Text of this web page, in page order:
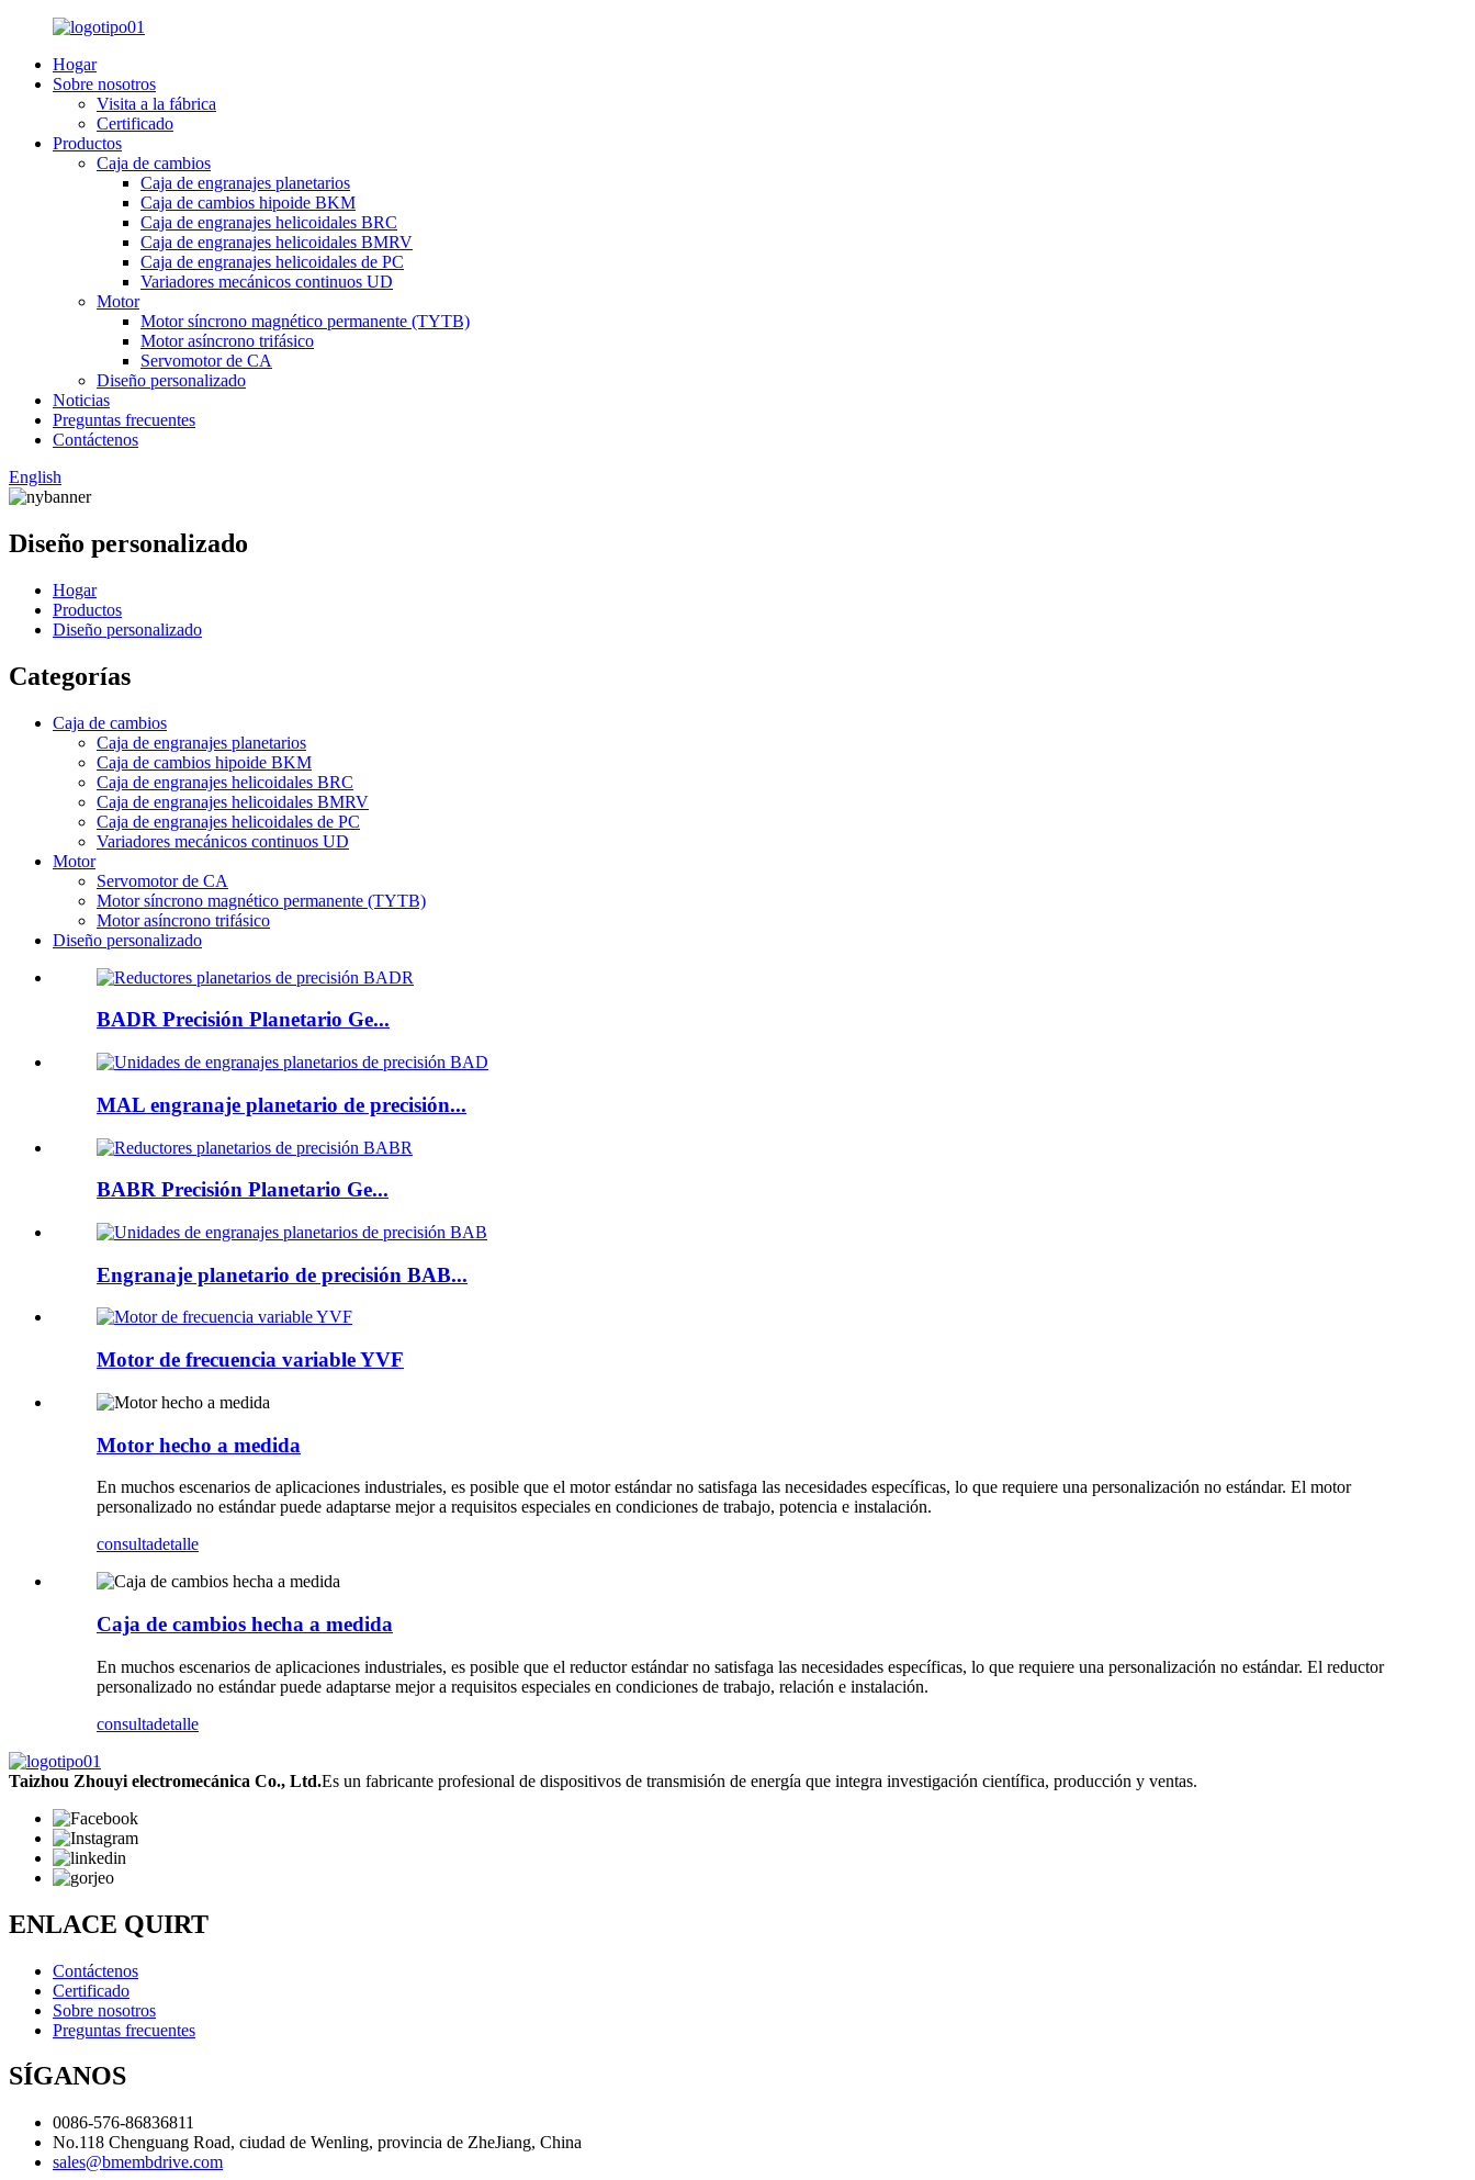
Hogar
Sobre nosotros
Visita a la fábrica
Certificado
Productos
Caja de cambios
Caja de engranajes planetarios
Caja de cambios hipoide BKM
Caja de engranajes helicoidales BRC
Caja de engranajes helicoidales BMRV
Caja de engranajes helicoidales de PC
Variadores mecánicos continuos UD
Motor
Motor síncrono magnético permanente (TYTB)
Motor asíncrono trifásico
Servomotor de CA
Diseño personalizado
Noticias
Preguntas frecuentes
Contáctenos
English
Diseño personalizado
Hogar
Productos
Diseño personalizado
Categorías
Caja de cambios
Caja de engranajes planetarios
Caja de cambios hipoide BKM
Caja de engranajes helicoidales BRC
Caja de engranajes helicoidales BMRV
Caja de engranajes helicoidales de PC
Variadores mecánicos continuos UD
Motor
Servomotor de CA
Motor síncrono magnético permanente (TYTB)
Motor asíncrono trifásico
Diseño personalizado
BADR Precisión Planetario Ge...
MAL engranaje planetario de precisión...
BABR Precisión Planetario Ge...
Engranaje planetario de precisión BAB...
Motor de frecuencia variable YVF
Motor hecho a medida
En muchos escenarios de aplicaciones industriales, es posible que el motor estándar no satisfaga las necesidades específicas, lo que requiere una personalización no estándar. El motor
personalizado no estándar puede adaptarse mejor a requisitos especiales en condiciones de trabajo, potencia e instalación.
consultadetalle
Caja de cambios hecha a medida
En muchos escenarios de aplicaciones industriales, es posible que el reductor estándar no satisfaga las necesidades específicas, lo que requiere una personalización no estándar. El reductor
personalizado no estándar puede adaptarse mejor a requisitos especiales en condiciones de trabajo, relación e instalación.
consultadetalle
Taizhou Zhouyi electromecánica Co., Ltd.Es un fabricante profesional de dispositivos de transmisión de energía que integra investigación científica, producción y ventas.
ENLACE QUIRT
Contáctenos
Certificado
Sobre nosotros
Preguntas frecuentes
SÍGANOS
0086-576-86836811
No.118 Chenguang Road, ciudad de Wenling, provincia de ZheJiang, China
sales@bmembdrive.com